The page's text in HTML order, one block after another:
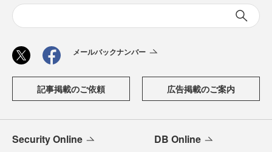
メールバックナンバー
記事掲載のご依頼 広告掲載のご案内
Security Online DB Online